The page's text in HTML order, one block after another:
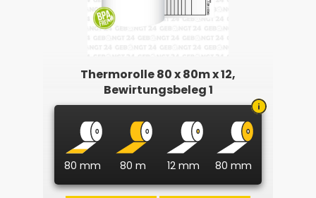
Thermorolle 80 x 80m x 12,
Bewirtungsbeleg 1
80 mm 80 m 12 mm 80 mm